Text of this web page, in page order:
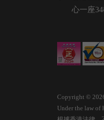
心一座
Copyright ©
Under the law of